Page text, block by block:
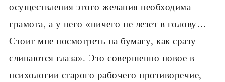
осуществления этого желания необходима
грамота, а у него «ничего не лезет в голову…
Стоит мне посмотреть на бумагу, как сразу
слипаются глаза». Это совершенно новое в
психологии старого рабочего противоречие,